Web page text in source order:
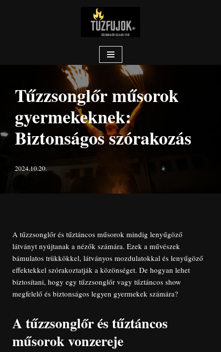
Tűzzsonglőr műsorok
gyermekeknek:
Biztonságos szórakozás
2024.10.20.
A tűzzsonglőr és tűztáncos műsorok mindig lenyűgöző
látványt nyújtanak a nézők számára. Ezek a művészek
bámulatos trükkökkel, látványos mozdulatokkal és lenyűgöző
effektekkel szórakoztatják a közönséget. De hogyan lehet
biztosítani, hogy egy tűzzsonglőr vagy tűztáncos show
megfelelő és biztonságos legyen gyermekek számára?
A tűzzsonglőr és tűztáncos
műsorok vonzereje